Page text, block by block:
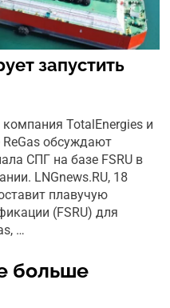
запустить
TotalEnergies и
обсуждают
СПГ на базе FSRU в
LNGnews.RU, 18
плавучую
(FSRU) для
…
больше